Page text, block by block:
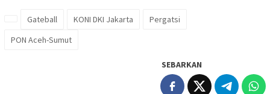
Gateball KONI DKI Jakarta
Pergatsi
PON Aceh-Sumut
SEBARKAN